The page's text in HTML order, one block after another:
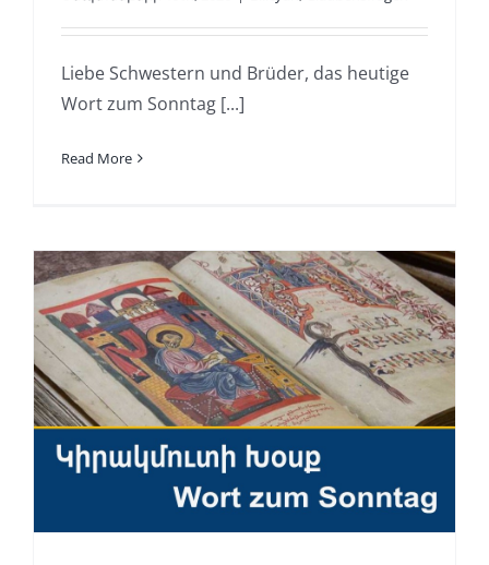
Liebe Schwestern und Brüder, das heutige
Wort zum Sonntag [...]
Read More